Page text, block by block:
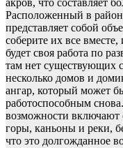
акров, что составляет
Расположенный в
представляет собой
соберите их все вместе,
будет своя работа по
там нет существующих
несколько домов и
ангар, который может
работоспособным
возможности включают
горы, каньоны и реки,
что это долгожданное